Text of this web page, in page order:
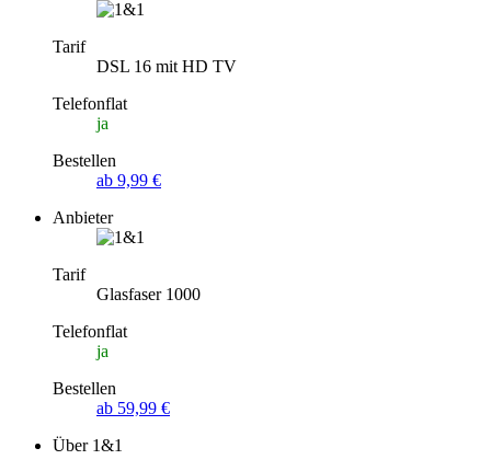
Tarif
DSL 16 mit HD TV
Telefonflat
ja
Bestellen
ab 9,99 €
Anbieter
Tarif
Glasfaser 1000
Telefonflat
ja
Bestellen
ab 59,99 €
Über 1&1